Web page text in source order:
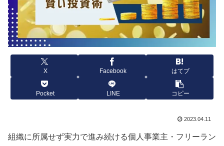
X Facebook はてブ
Pocket LINE コピー
2023.04.11
組織に所属せず実力で進み続ける個人事業主・フリーラン